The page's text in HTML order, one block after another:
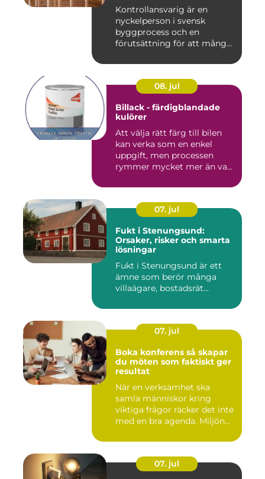
Kontrollansvarig är en
nyckelperson i svensk
byggprocess och en
förutsättning för att många
08. jul
Billack - färdigblandade
kulörer
Att välja rätt färg till bilen
kan verka som en enkel
uppgift, men processen
rymmer mycket mer än va...
07. jul
Fukt i Stenungsund:
Orsaker, risker och smarta
lösningar
Fukt i Stenungsund är ett
ämne som berör många
villaägare, bostadsrät...
07. jul
Boka konferens så skapar
du möten som faktiskt ger
resultat
När en verksamhet ska
samla människor kring
viktiga frågor räcker det inte
med en bra agenda. Miljön...
07. jul